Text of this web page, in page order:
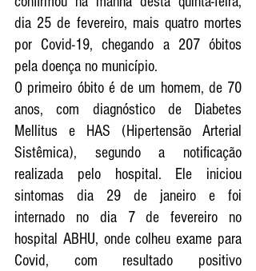
dia 25 de fevereiro, mais quatro mortes
por Covid-19, chegando a 207 óbitos
pela doença no município.
O primeiro óbito é de um homem, de 70
anos, com diagnóstico de Diabetes
Mellitus e HAS (Hipertensão Arterial
Sistêmica), segundo a notificação
realizada pelo hospital. Ele iniciou
sintomas dia 29 de janeiro e foi
internado no dia 7 de fevereiro no
hospital ABHU, onde colheu exame para
Covid, com resultado positivo